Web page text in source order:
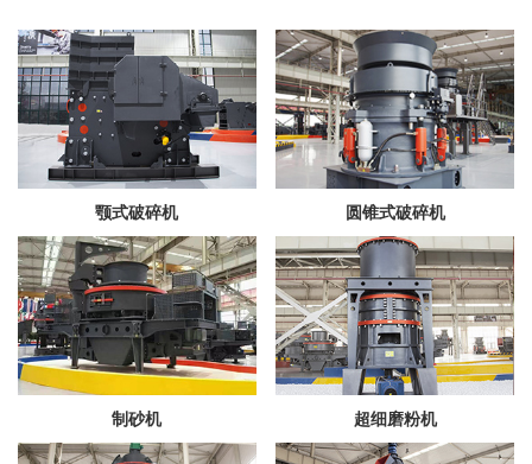
颚式破碎机 圆锥式破碎机
制砂机 超细磨粉机